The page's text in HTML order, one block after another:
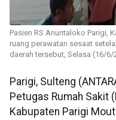
Pasien RS Anuntaloko Parigi,
ruang perawatan sesaat
daerah tersebut, Selasa (16/
Parigi, Sulteng
Petugas Rumah Sakit
Kabupaten Parigi